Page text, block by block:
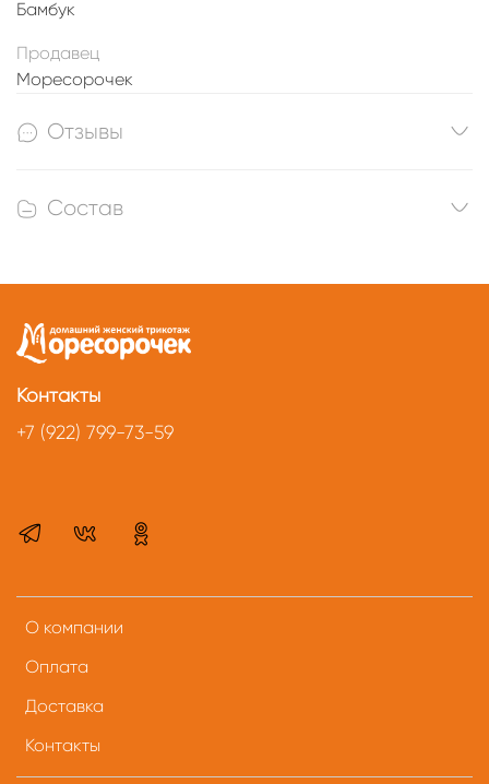
Бамбук
Продавец
Моресорочек
Отзывы
Состав
О компании
Оплата
Доставка
Контакты
Контакты
+7 (922) 799-73-59